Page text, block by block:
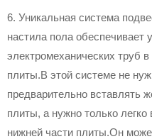
6. Уникальная система
настила пола обеспечивает
электромеханических труб
плиты.В этой системе не
предварительно вставлять
плиты, а нужно только легко
нижней части плиты.Он